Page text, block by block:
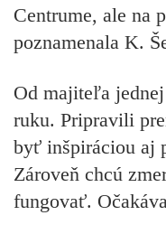
Centrume, ale na
poznamenala K.
Od majiteľa
ruku. Pripravili
byť inšpiráciou aj
Zároveň chcú
fungovať.